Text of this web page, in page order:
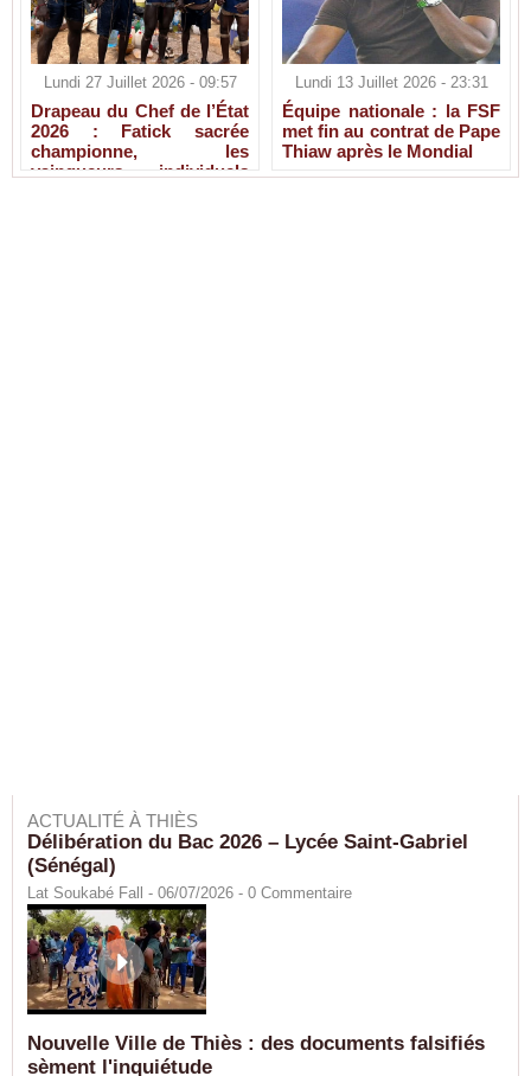
Lundi 27 Juillet 2026 - 09:57
Drapeau du Chef de l’État
2026 : Fatick sacrée
championne, les
vainqueurs individuels
Lundi 13 Juillet 2026 - 23:31
Équipe nationale : la FSF
met fin au contrat de Pape
Thiaw après le Mondial
ACTUALITÉ À THIÈS
Délibération du Bac 2026 – Lycée Saint-Gabriel
(Sénégal)
Lat Soukabé Fall - 06/07/2026 - 0 Commentaire
Nouvelle Ville de Thiès : des documents falsifiés
sèment l'inquiétude